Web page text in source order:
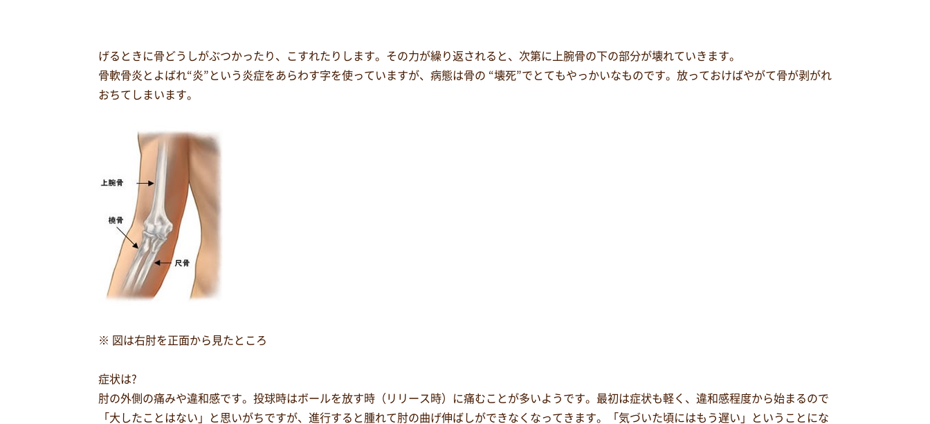
げるときに骨どうしがぶつかったり、こすれたりします。その力が繰り返されると、次第に上腕骨の下の部分が壊れていきます。
骨軟骨炎とよばれ“炎”という炎症をあらわす字を使っていますが、病態は骨の “壊死”でとてもやっかいなものです。放っておけばやがて骨が剥がれ
おちてしまいます。
※ 図は右肘を正面から見たところ
症状は?
肘の外側の痛みや違和感です。投球時はボールを放す時（リリース時）に痛むことが多いようです。最初は症状も軽く、違和感程度から始まるので
「大したことはない」と思いがちですが、進行すると腫れて肘の曲げ伸ばしができなくなってきます。「気づいた頃にはもう遅い」ということにな